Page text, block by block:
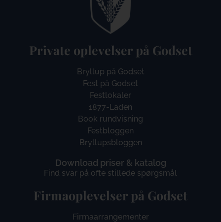
Private oplevelser på Godset
Bryllup på Godset
Fest på Godset
Festlokaler
1877-Laden
Book rundvisning
Festbloggen
Bryllupsbloggen
Download priser & katalog
Find svar på ofte stillede spørgsmål
Firmaoplevelser på Godset
Firmaarrangementer